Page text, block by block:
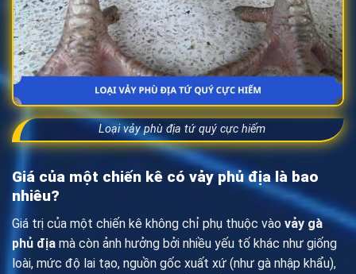
Loại vảy phù địa tứ quý cực hiếm
Giá của một chiến kê có vảy phủ địa là bao
nhiêu?
Giá trị của một chiến kê không chỉ phụ thuộc vào vảy gà
phủ địa mà còn ảnh hưởng bởi nhiều yếu tố khác như giống
loài, mức độ lai tạo, nguồn gốc xuất xứ (như gà nhập khẩu),